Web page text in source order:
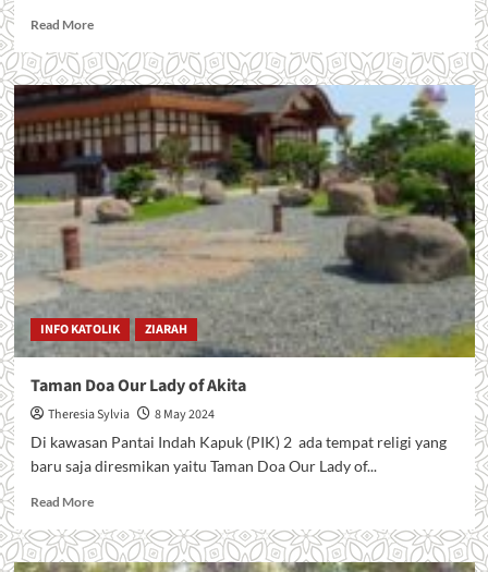
Read MoreRead
about
Gua
Maria
Ratu
Rosari
Desa
Putera
INFO KATOLIK ZIARAH
Taman Doa Our Lady of Akita
Theresia Sylvia
8 May 2024
Di kawasan Pantai Indah Kapuk (PIK) 2 ada tempat religi yang
baru saja diresmikan yaitu Taman Doa Our Lady of...
Read MoreRead
about
Taman